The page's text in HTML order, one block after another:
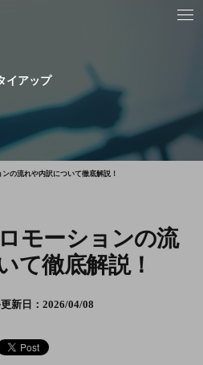
イアップ
の流れや内訳について徹底解説！
モーションの流
て徹底解説！
新日：2026/04/08